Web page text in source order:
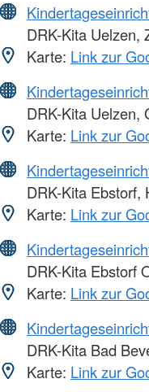
DRK-Kita Uelzen,
Karte: Link zur
DRK-Kita Uelzen,
Karte: Link zur
DRK-Kita Ebstorf,
Karte: Link zur
DRK-Kita Ebstorf
Karte: Link zur
DRK-Kita Bad
Karte: Link zur